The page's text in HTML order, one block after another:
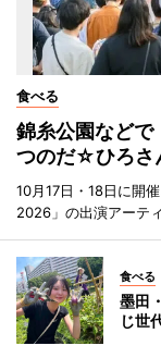
食べる
錦糸公園など
つのだ☆ひろさ
10月17日・18日に開
2026」の出演アーテ
食べる
墨田
じ世